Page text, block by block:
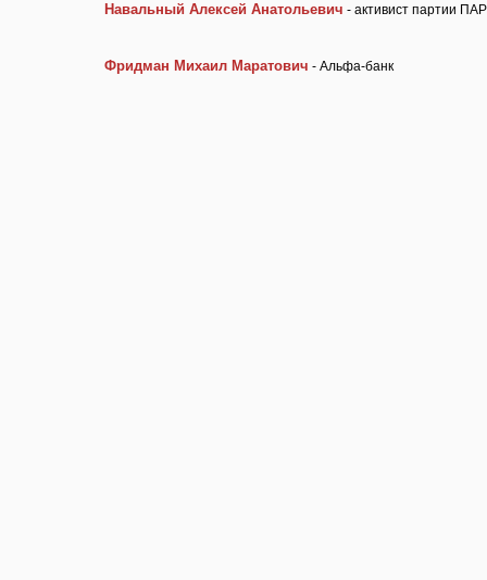
Навальный Алексей Анатольевич - активист партии
Фридман Михаил Маратович - Альфа-банк